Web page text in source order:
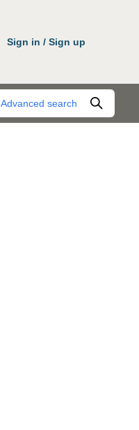
Sign in / Sign up
Advanced search